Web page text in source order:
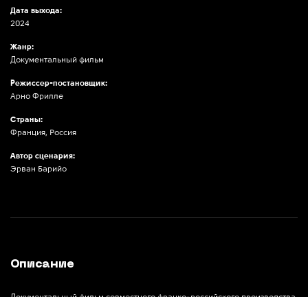
Дата выхода:
2024
Жанр:
Документальный фильм
Режиссер-постановщик:
Арно Фрилле
Страны:
Франция, Россия
Автор сценария:
Эрван Барийо
Описание